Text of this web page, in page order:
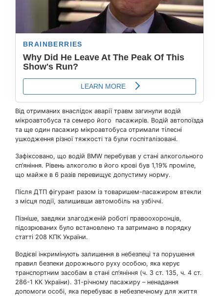
Від отриманих внаслідок аварії травм загинули водій
мікроавтобуса та семеро його пасажирів. Водій автопоїзда
та ще один пасажир мікроавтобуса отримали тілесні
ушкодження різної тяжкості та були госпіталізовані.
Зафіксовано, що водій BMW перебував у стані алкогольного
сп’яніння. Рівень алкоголю в його крові був 1,19% проміле,
що майже в 6 разів перевищує допустиму норму.
Після ДТП фігурант разом із товаришем-пасажиром втекли
з місця події, залишивши автомобіль на узбіччі.
Пізніше, завдяки злагодженій роботі правоохоронців,
підозрюваних було встановлено та затримано в порядку
статті 208 КПК України.
Водієві інкримінують залишення в небезпеці та порушення
правил безпеки дорожнього руху особою, яка керує
транспортним засобам в стані сп’яніння (ч. 3 ст. 135, ч. 4 ст.
286-1 КК України). 31-річному пасажиру – ненадання
допомоги особі, яка перебуває в небезпечному для життя